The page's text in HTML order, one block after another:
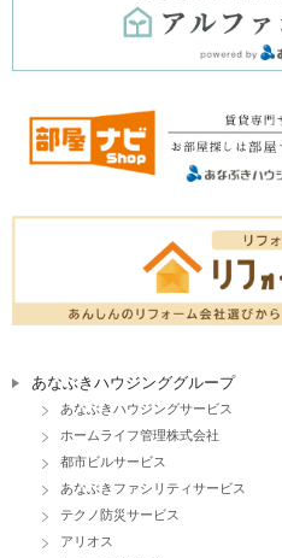
あなぶきハウジンググループ
あなぶきハウジングサービス
ホームライフ管理株式会社
都市ビルサービス
あなぶきファシリティサービス
テクノ防災サービス
アリオス